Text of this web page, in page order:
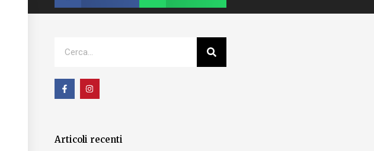
a
c
k
n
s
a
Articoli recenti